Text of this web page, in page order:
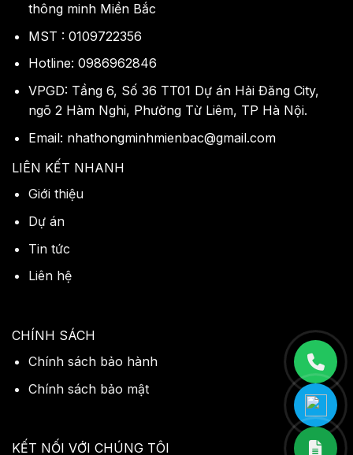
thông minh Miền Bắc
MST : 0109722356
Hotline: 0986962846
VPGD: Tầng 6, Số 36 TT01 Dự án Hải Đăng City,
ngõ 2 Hàm Nghi, Phường Từ Liêm, TP Hà Nội.
Email: nhathongminhmienbac@gmail.com
LIÊN KẾT NHANH
Giới thiệu
Dự án
Tin tức
Liên hệ
CHÍNH SÁCH
Chính sách bảo hành
Chính sách bảo mật
KẾT NỐI VỚI CHÚNG TÔI